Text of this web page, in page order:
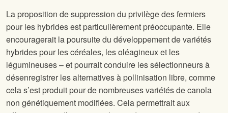
La proposition de suppression du privilège des fermiers
pour les hybrides est particulièrement préoccupante. Elle
encouragerait la poursuite du développement de variétés
hybrides pour les céréales, les oléagineux et les
légumineuses – et pourrait conduire les sélectionneurs à
désenregistrer les alternatives à pollinisation libre, comme
cela s’est produit pour de nombreuses variétés de canola
non génétiquement modifiées. Cela permettrait aux